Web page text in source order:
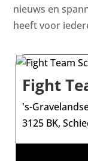
nieuws en
heeft voor
Fight
's-
3125 BK,